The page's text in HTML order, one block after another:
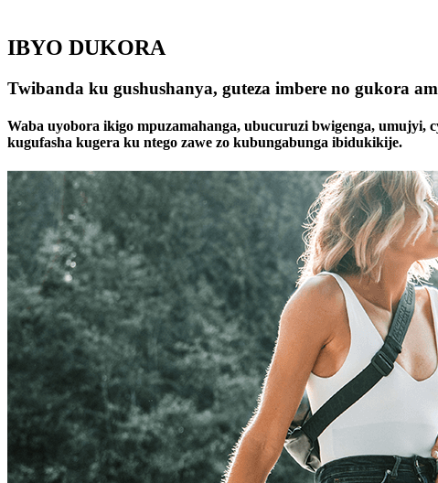
IBYO DUKORA
Twibanda ku gushushanya, guteza imbere no gukora
Waba uyobora ikigo mpuzamahanga, ubucuruzi bwigenga,
kugufasha kugera ku ntego zawe zo kubungabunga ibidukikije.